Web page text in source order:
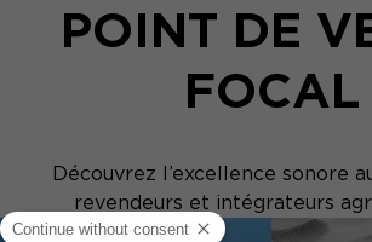
POINT DE
FOCAL
Découvrez l’excellence sonore
revendeurs et intégrateurs